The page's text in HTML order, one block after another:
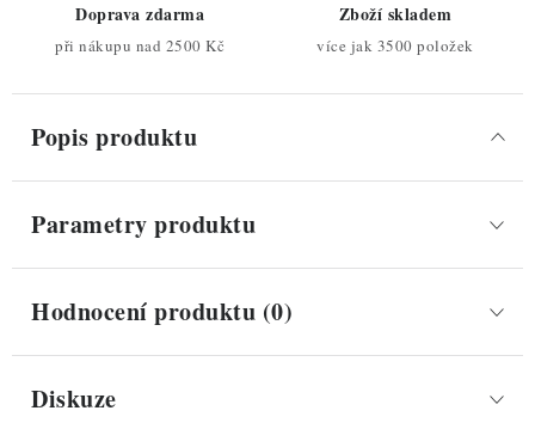
Doprava zdarma
při nákupu nad 2500 Kč
Zboží skladem
více jak 3500 položek
Popis produktu
Parametry produktu
Hodnocení produktu (0)
Diskuze